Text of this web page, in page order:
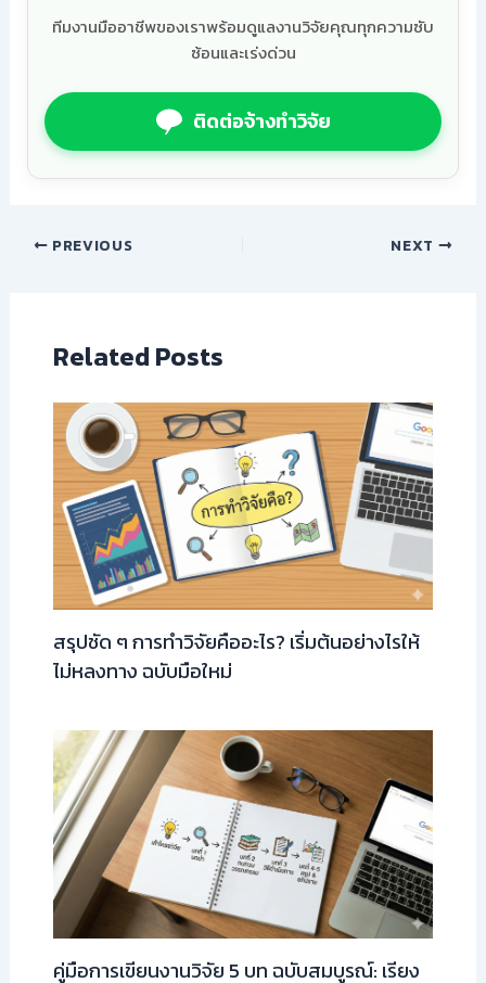
ทีมงานมืออาชีพของเราพร้อมดูแลงานวิจัยคุณทุกความซับ
ซ้อนและเร่งด่วน
ติดต่อจ้างทำวิจัย
PREVIOUS NEXT
Related Posts
สรุปชัด ๆ การทำวิจัยคืออะไร? เริ่มต้นอย่างไรให้
ไม่หลงทาง ฉบับมือใหม่
คู่มือการเขียนงานวิจัย 5 บท ฉบับสมบูรณ์: เรียง